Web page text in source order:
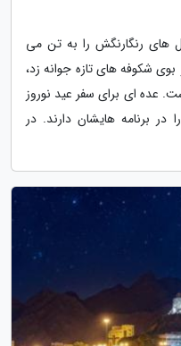
های رنگارنگش را به تن می
شکوفه های تازه جوانه زد،
عده ای برای سفر عید نوروز
در برنامه هایشان دارند. در